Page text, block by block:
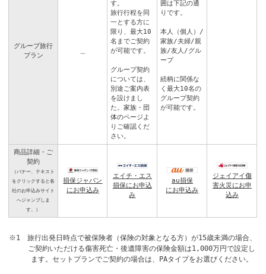
グループ旅行
プラン
す。
旅行行程を同
一とする方に
限り、最大10
名までご契約
が可能です。
グループ契約
については、
別途ご案内表
を設けまし
た。家族・団
体のページよ
りご確認くだ
さい。
囲は下記の通
りです。
本人（個人）/
家族/夫婦/親
族/友人/グル
ープ
続柄に関係な
く最大10名の
グループ契約
が可能です。
商品詳細・ご
契約
（バナー、テキスト
をクリックすると各
社のお申込みサイト
へジャンプしま
す。）
損保ジャパン
にお申込み
エイチ・エス
損保にお申込
み
au損保
にお申込み
ジェイアイ傷
害火災にお申
込み
※1 旅行出発日時点で被保険者（保険の対象となる方）が15歳未満の場合、
ご契約いただける傷害死亡・後遺障害の保険金額は1,000万円で設定し
ます。セットプランでご契約の場合は、PAタイプをお選びください。